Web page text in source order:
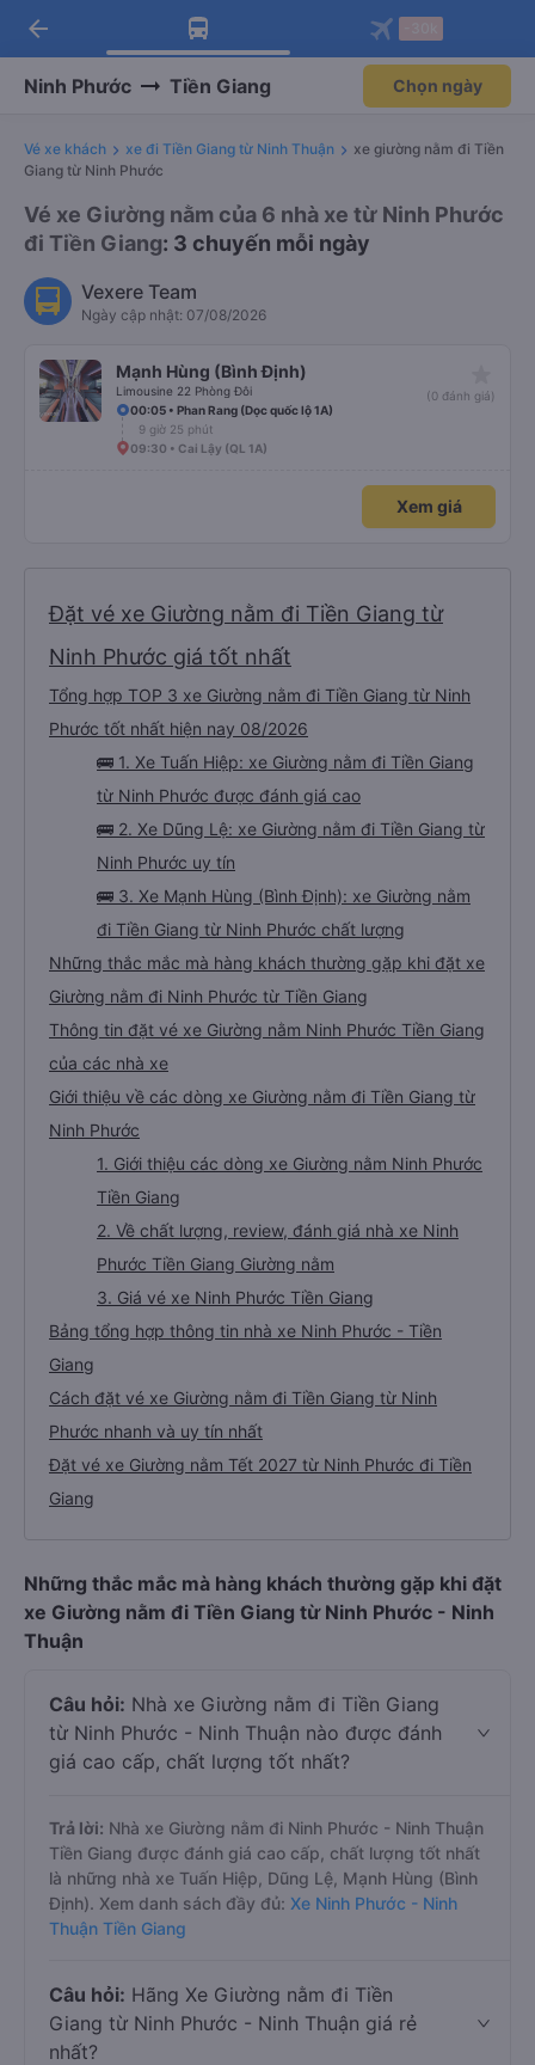
Tải app Vexere ngay!
Nhận ưu đãi thành viên độc
Mở app
Tải app Vexere
-30k/ghế khi đặt vé máy bay qua
Mở app
arrow_back
Ninh Phước Tiền Giang Chọn ngày
Vé xe khách xe đi Tiền Giang từ Ninh Thuận
xe giường nằm đi Tiền
Giang từ Ninh Phước
Vé xe Giường nằm của 6 nhà xe từ Ninh Phước
đi Tiền Giang: 3 chuyến mỗi ngày
Vexere Team
Ngày cập nhật: 07/08/2026
Mạnh Hùng (Bình Định)
Limousine 22 Phòng Đôi
(0 đánh giá)
00:05 • Phan Rang (Dọc quốc lộ 1A)
9 giờ 25 phút
09:30 • Cai Lậy (QL 1A)
Xem giá
Đặt vé xe Giường nằm đi Tiền Giang từ
Ninh Phước giá tốt nhất
Tổng hợp TOP 3 xe Giường nằm đi Tiền Giang từ Ninh
Phước tốt nhất hiện nay 08/2026
🚌 1. Xe Tuấn Hiệp: xe Giường nằm đi Tiền Giang
từ Ninh Phước được đánh giá cao
🚌 2. Xe Dũng Lệ: xe Giường nằm đi Tiền Giang từ
Ninh Phước uy tín
🚌 3. Xe Mạnh Hùng (Bình Định): xe Giường nằm
đi Tiền Giang từ Ninh Phước chất lượng
Những thắc mắc mà hàng khách thường gặp khi đặt xe
Giường nằm đi Ninh Phước từ Tiền Giang
Thông tin đặt vé xe Giường nằm Ninh Phước Tiền Giang
của các nhà xe
Giới thiệu về các dòng xe Giường nằm đi Tiền Giang từ
Ninh Phước
1. Giới thiệu các dòng xe Giường nằm Ninh Phước
Tiền Giang
2. Về chất lượng, review, đánh giá nhà xe Ninh
Phước Tiền Giang Giường nằm
3. Giá vé xe Ninh Phước Tiền Giang
Bảng tổng hợp thông tin nhà xe Ninh Phước - Tiền
Giang
Cách đặt vé xe Giường nằm đi Tiền Giang từ Ninh
Phước nhanh và uy tín nhất
Đặt vé xe Giường nằm Tết 2027 từ Ninh Phước đi Tiền
Giang
Những thắc mắc mà hàng khách thường gặp khi đặt
xe Giường nằm đi Tiền Giang từ Ninh Phước - Ninh
Thuận
Câu hỏi: Nhà xe Giường nằm đi Tiền Giang
từ Ninh Phước - Ninh Thuận nào được đánh
giá cao cấp, chất lượng tốt nhất?
Trả lời: Nhà xe Giường nằm đi Ninh Phước - Ninh Thuận
Tiền Giang được đánh giá cao cấp, chất lượng tốt nhất
là những nhà xe Tuấn Hiệp, Dũng Lệ, Mạnh Hùng (Bình
Định). Xem danh sách đầy đủ: Xe Ninh Phước - Ninh
Thuận Tiền Giang
Câu hỏi: Hãng Xe Giường nằm đi Tiền
Giang từ Ninh Phước - Ninh Thuận giá rẻ
nhất?